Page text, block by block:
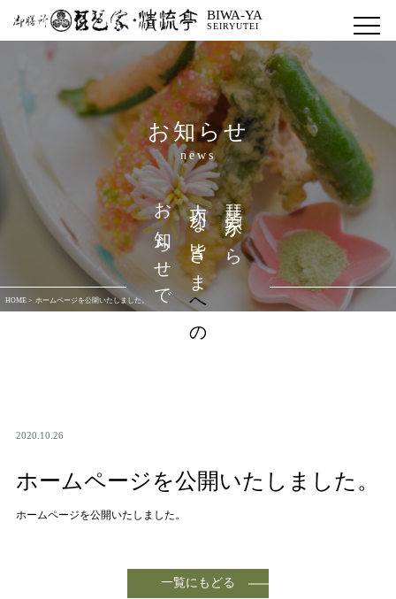
BIWA-YA
SEIRYUTEI
お知らせ
news
お知らせです大切な皆さま
への
琵琶家から
HOME > ホームページを公開いたしました。
2020.10.26
ホームページを公開いたしました。
ホームページを公開いたしました。
一覧にもどる